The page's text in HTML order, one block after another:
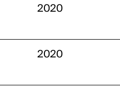
2020
2020